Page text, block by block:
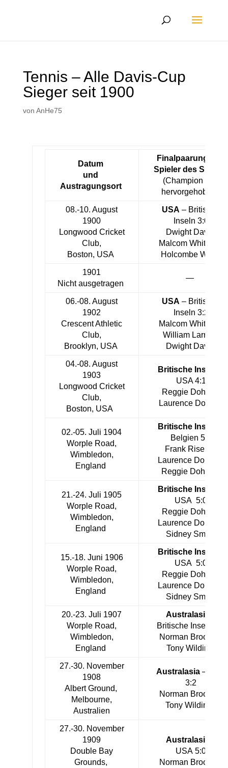
Tennis – Alle Davis-Cup
Sieger seit 1900
von AnHe75
Datum
und
Austragungsort
Finalpaarung und
Spieler des Siegers
(Champion Fett
hervorgehoben)
08.-10. August
1900
Longwood Cricket
Club,
Boston, USA
USA – Britische
Inseln 3:0
Dwight Davis,
Malcom Whitman,
Holcombe Ward
1901
Nicht ausgetragen
—
06.-08. August
1902
Crescent Athletic
Club,
Brooklyn, USA
USA – Britische
Inseln 3:2
Malcom Whitman,
William Larned,
Dwight Davis
04.-08. August
1903
Longwood Cricket
Club,
Boston, USA
Britische Inseln
USA 4:1
Reggie Doherty,
Laurence Doherty
02.-05. Juli 1904
Worple Road,
Wimbledon,
England
Britische Inseln
Belgien 5:0
Frank Riseley,
Laurence Doherty,
Reggie Doherty
21.-24. Juli 1905
Worple Road,
Wimbledon,
England
Britische Inseln
USA 5:0
Reggie Doherty,
Laurence Doherty,
Sidney Smith
15.-18. Juni 1906
Worple Road,
Wimbledon,
England
Britische Inseln
USA 5:0
Reggie Doherty,
Laurence Doherty,
Sidney Smith
20.-23. Juli 1907
Worple Road,
Wimbledon,
England
Australasia
Britische Inseln 3:2
Norman Brookes,
Tony Wilding
27.-30. November
1908
Albert Ground,
Melbourne,
Australien
Australasia– USA
3:2
Norman Brookes,
Tony Wilding
27.-30. November
1909
Double Bay
Grounds,
Australasia
USA 5:0
Norman Brookes,